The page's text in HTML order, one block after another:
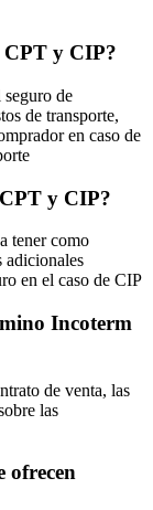
CPT y CIP?
de
de transporte,
en caso de
y CIP?
tener como
adicionales
en el caso de CIP
Incoterm
de venta, las
las
ofrecen